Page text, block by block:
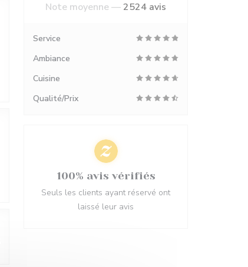
Note moyenne —2524 avis
Service
Ambiance
Cuisine
Qualité/Prix
100% avis vérifiés
Seuls les clients ayant réservé ont
laissé leur avis